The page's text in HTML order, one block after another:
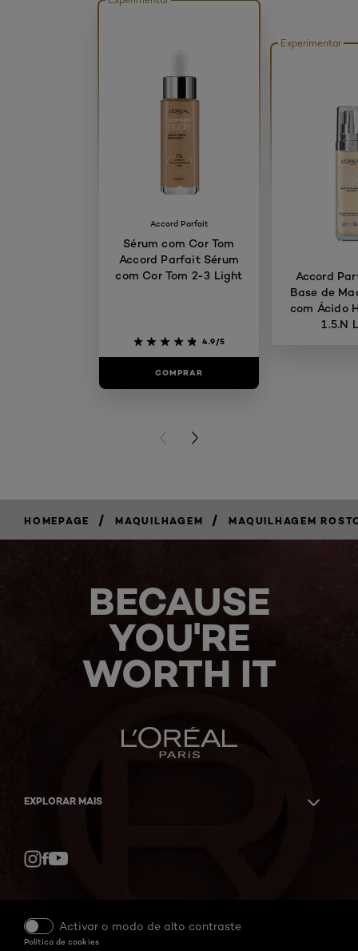
Accord Parfait
Sérum com Cor Tom
Accord Parfait Sérum
com Cor Tom 2-3 Light
4.9/5
COMPRAR
Experimentar
Accord
Base de
com Ácido
1.5.N
PREVIOUS CARD
NEXT CARD
HOMEPAGE / MAQUILHAGEM / MAQUILHAGEM
BECAUSE
YOU'RE
WORTH IT
EXPLORAR MAIS
Activar o modo de alto contraste
Política de cookies